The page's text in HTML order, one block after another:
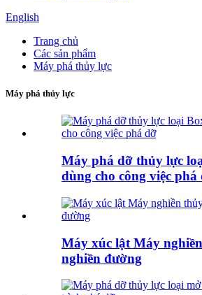
English
Trang chủ
Các sản phẩm
Máy phá thủy lực
Máy phá thủy lực
Máy phá dỡ thủy lực
dùng cho công việc phá
Máy xúc lật Máy
nghiền đường